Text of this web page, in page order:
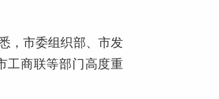
，市委组织部、市发
工商联等部门高度重